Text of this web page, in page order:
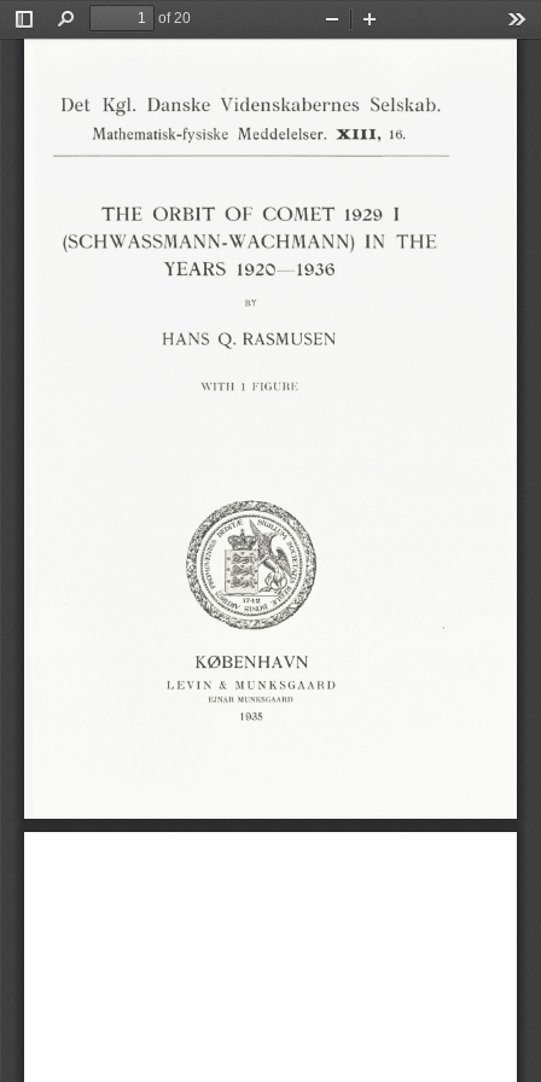
Toggle
Find
of 20
Zoom
Det Kgl. Danske Videnskabernes Selskab.
Mathematisk-fysiske Meddelelser. XIII, 16.
THE ORBIT OF COMET 1929 I
(SCHWASSMANN-WACHMANN) IN
THE
YEARS
1920—1936
HANS Q. RASMUSEN
WITH 1 FIGURE
KØBENHAVN
LEVIN & MUNKSGAARD
EJNAR MUNKSGAARD
1935